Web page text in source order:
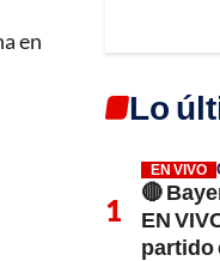
en
Lo
EN VIVO
🔴
EN
partido